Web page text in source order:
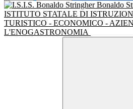
Bonaldo
ISTITUTO STATALE DI
TURISTICO - ECONOMICO -
L'ENOGASTRONOMIA